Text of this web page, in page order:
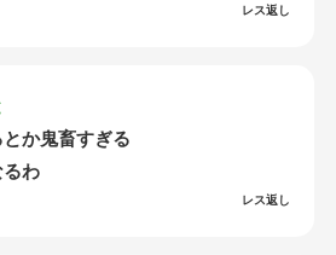
レス返し
か鬼畜すぎる
るわ
レス返し